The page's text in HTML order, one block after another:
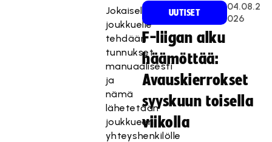
Jokaiselle
joukkuelle
tehdään
tunnukset
manuaalisesti
ja
nämä
lähetetään
joukkueen
yhteyshenkilölle
UUTISET
04.08.2
026
F-liigan alku
häämöttää:
Avauskierrokset
syyskuun toisella
viikolla